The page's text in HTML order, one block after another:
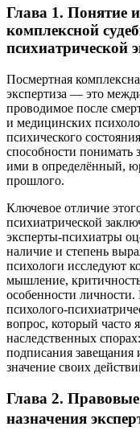
Глава 1. Понятие
комплексной
психиатрической
Посмертная
экспертиза — это
проводимое после
и медицинских
психического
способности понимать
ими в определённый,
прошлого.
Ключевое отличие
психиатрической
эксперты-психиатры
наличие и степень
психологи исследуют
мышление,
особенности
психолого-
вопрос, который часто
наследственных
подписания завещания
значение своих
Глава 2.
назначения